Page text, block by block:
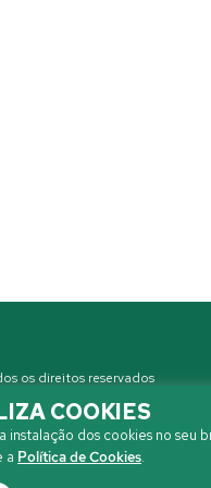
os direitos reservados
COOKIES
dos cookies no seu
a Política de Cookies.